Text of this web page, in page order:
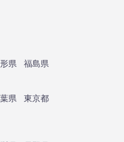
県
福島県
県
東京都